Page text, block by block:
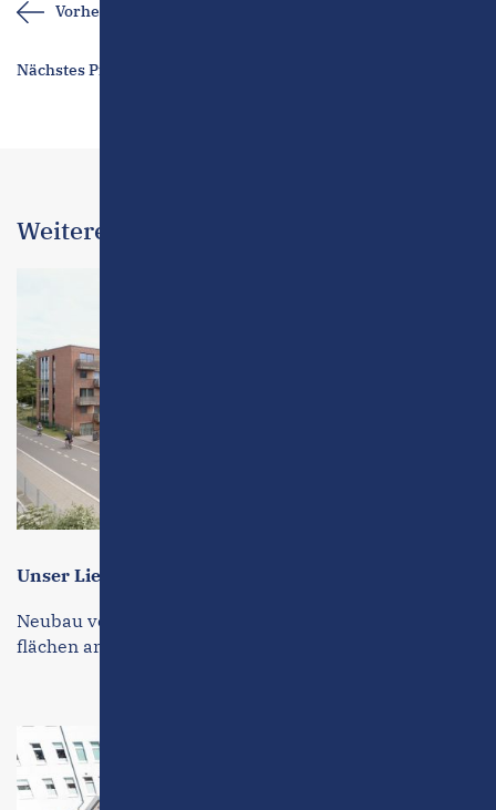
Vorheriges Projekt
Nächstes Projekt
Weitere Projekte
Unser Lieblingsplatz an der Veloroute 10
Neubau von 206 Mikro-Appartements und Gewerbe­
flächen an der Velo Route in Kiel